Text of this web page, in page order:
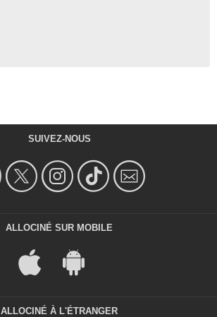
SUIVEZ-NOUS
ALLOCINÉ SUR MOBILE
ALLOCINÉ À L'ÉTRANGER